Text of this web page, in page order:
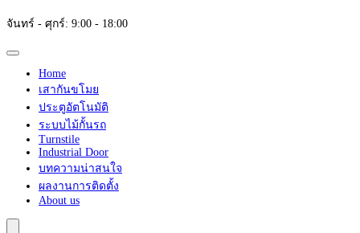
จันทร์ - ศุกร์: 9:00 - 18:00
Home
เสากันขโมย
ประตูอัตโนมัติ
ระบบไม้กั้นรถ
Turnstile
Industrial Door
บทความน่าสนใจ
ผลงานการติดตั้ง
About us